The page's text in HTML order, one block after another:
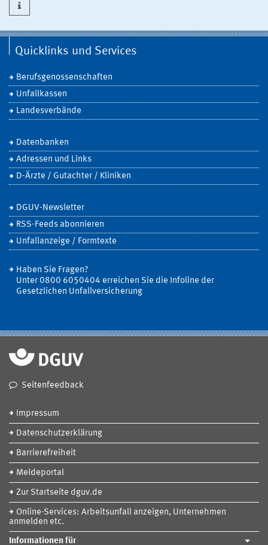
Quicklinks und Services
Berufsgenossenschaften
Unfallkassen
Landesverbände
Datenbanken
Adressen und Links
D-Ärzte / Gutachter / Kliniken
DGUV-Newsletter
RSS-Feeds abonnieren
Unfallanzeige / Formtexte
Haben Sie Fragen?
Unter 0800 6050404 erreichen Sie die Infoline der
Gesetzlichen Unfallversicherung
Seitenfeedback
Impressum
Datenschutzerklärung
Barrierefreiheit
Meldeportal
Zur Startseite dguv.de
Online-Services: Arbeitsunfall anzeigen, Unternehmen
anmelden etc.
Informationen für